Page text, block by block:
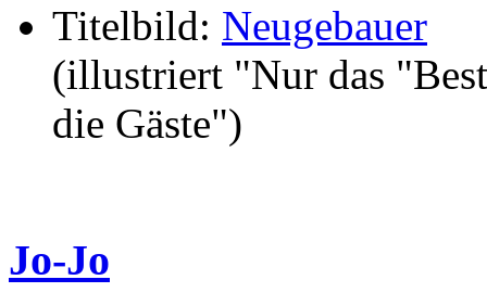
Titelbild: Neugebauer
(illustriert "Nur das
die Gäste")
Jo-Jo